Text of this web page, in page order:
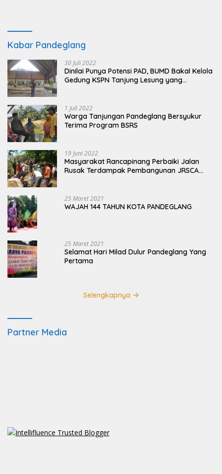
Kabar Pandeglang
30 Juli 2022
Dinilai Punya Potensi PAD, BUMD Bakal Kelola
Gedung KSPN Tanjung Lesung yang
1 Juli 2022
Warga Tanjungan Pandeglang Bersyukur
Terima Program BSRS
19 Juni 2022
Masyarakat Rancapinang Perbaiki Jalan
Rusak Terdampak Pembangunan JRSCA
25 Maret 2021
WAJAH 144 TAHUN KOTA PANDEGLANG
25 Maret 2021
Selamat Hari Milad Dulur Pandeglang Yang
Pertama
Selengkapnya
Partner Media